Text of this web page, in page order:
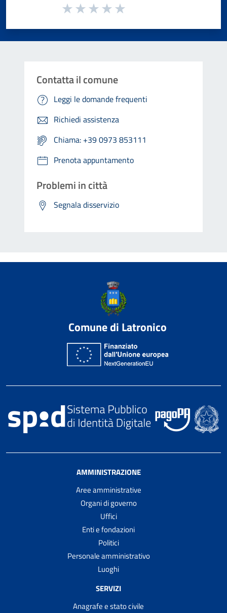
Valuta da 1 a 5 stelle la pagina
Contatta il comune
Leggi le domande frequenti
Richiedi assistenza
Chiama: +39 0973 853111
Prenota appuntamento
Problemi in città
Segnala disservizio
Comune di Latronico
AMMINISTRAZIONE
Aree amministrative
Organi di governo
Uffici
Enti e fondazioni
Politici
Personale amministrativo
Luoghi
SERVIZI
Anagrafe e stato civile